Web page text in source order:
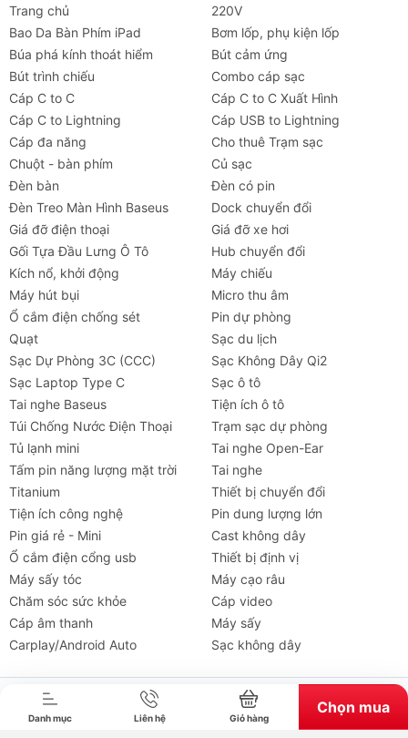
Tai nghe Máy chiếu Cho thuê
Danh mục Liên hệ Giỏ hàng
Chọn mua
Trang chủ
220V
Bao Da Bàn Phím iPad
Bơm lốp, phụ kiện lốp
Búa phá kính thoát hiểm
Bút cảm ứng
Bút trình chiếu
Combo cáp sạc
Cáp C to C
Cáp C to C Xuất Hình
Cáp C to Lightning
Cáp USB to Lightning
Cáp đa năng
Cho thuê Trạm sạc
Chuột - bàn phím
Củ sạc
Đèn bàn
Đèn có pin
Đèn Treo Màn Hình Baseus
Dock chuyển đổi
Giá đỡ điện thoại
Giá đỡ xe hơi
Gối Tựa Đầu Lưng Ô Tô
Hub chuyển đổi
Kích nổ, khởi động
Máy chiếu
Máy hút bụi
Micro thu âm
Ổ cắm điện chống sét
Pin dự phòng
Quạt
Sạc du lịch
Sạc Dự Phòng 3C (CCC)
Sạc Không Dây Qi2
Sạc Laptop Type C
Sạc ô tô
Tai nghe Baseus
Tiện ích ô tô
Túi Chống Nước Điện Thoại
Trạm sạc dự phòng
Tủ lạnh mini
Tai nghe Open-Ear
Tấm pin năng lượng mặt trời
Tai nghe
Titanium
Thiết bị chuyển đổi
Tiện ích công nghệ
Pin dung lượng lớn
Pin giá rẻ - Mini
Cast không dây
Ổ cắm điện cổng usb
Thiết bị định vị
Máy sấy tóc
Máy cạo râu
Chăm sóc sức khỏe
Cáp video
Cáp âm thanh
Máy sấy
Carplay/Android Auto
Sạc không dây
Bản quyền thuộc về chube.vn. Cung cấp bởi Sapo.